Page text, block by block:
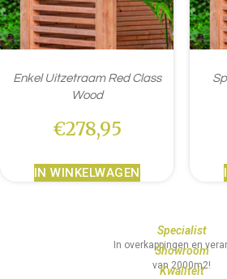
Enkel Uitzetraam Red Class
Wood
€278,95
IN WINKELWAGEN
Specialist
In overkappingen en
Showroom
van 2000m2!
Kwaliteit